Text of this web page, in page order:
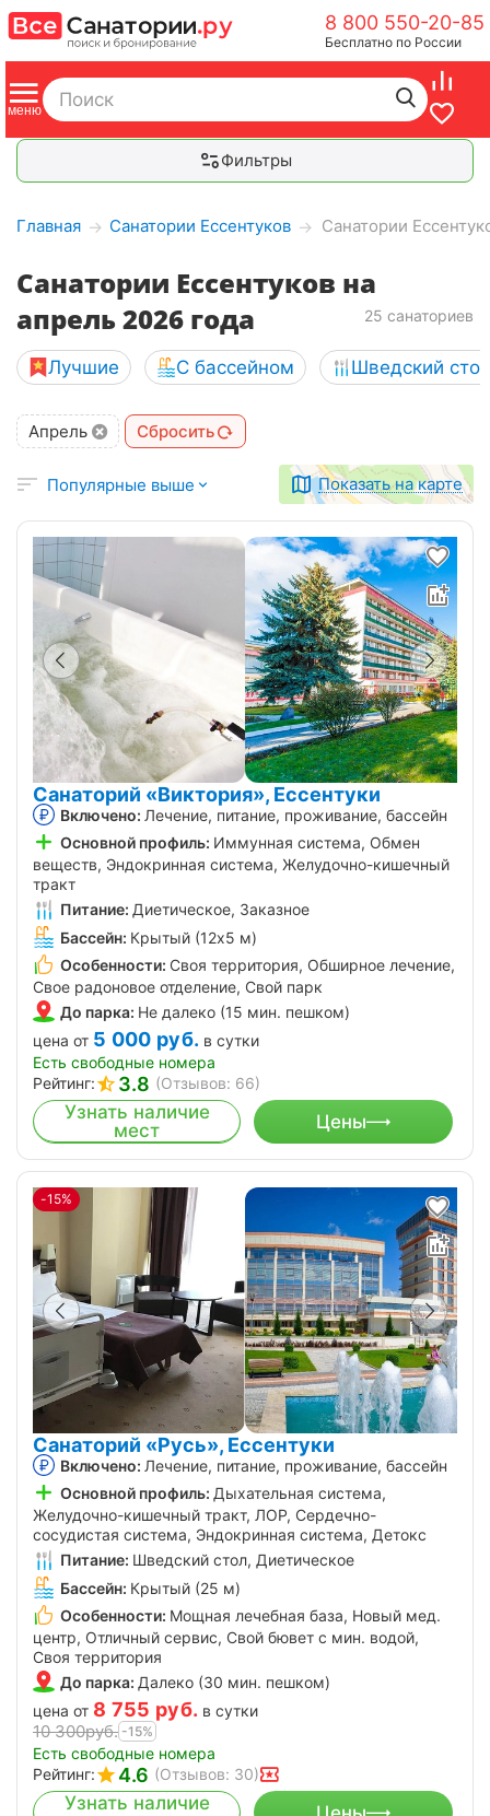
8 800 550-20-85
Бесплатно по России
Фильтры
Главная → Санатории Ессентуков → Санатории
Санатории Ессентуков на
апрель 2026 года
25 санаториев
Лучшие С бассейном Шведский стол
Апрель Сбросить
Популярные выше Показать на карте
Санаторий «Виктория», Ессентуки
Включено: Лечение, питание, проживание, бассейн
Основной профиль: Иммунная система, Обмен
веществ, Эндокринная система, Желудочно-кишечный
тракт
Питание: Диетическое, Заказное
Бассейн: Крытый (12х5 м)
Особенности: Своя территория, Обширное лечение,
Свое радоновое отделение, Свой парк
До парка: Не далеко (15 мин. пешком)
цена от 5 000 руб. в сутки
Есть свободные номера
Рейтинг:
3.8 (Отзывов: 66)
Узнать наличие
мест
Цены
-15%
Санаторий «Русь», Ессентуки
Включено: Лечение, питание, проживание, бассейн
Основной профиль: Дыхательная система,
Желудочно-кишечный тракт, ЛОР, Сердечно-
сосудистая система, Эндокринная система, Детокс
Питание: Шведский стол, Диетическое
Бассейн: Крытый (25 м)
Особенности: Мощная лечебная база, Новый мед.
центр, Отличный сервис, Свой бювет с мин. водой,
Своя территория
До парка: Далеко (30 мин. пешком)
цена от 8 755 руб. в сутки
10 300руб. -15%
Есть свободные номера
Рейтинг:
4.6 (Отзывов: 30)
Узнать наличие